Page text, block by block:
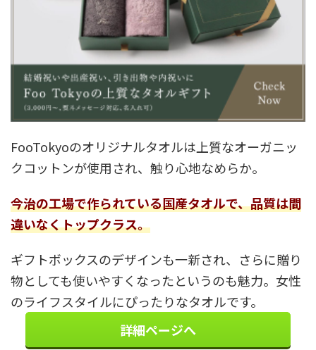
FooTokyoのオリジナルタオルは上質なオーガニッ
クコットンが使用され、触り心地なめらか。
今治の工場で作られている国産タオルで、品質は間
違いなくトップクラス。
ギフトボックスのデザインも一新され、さらに贈り
物としても使いやすくなったというのも魅力。女性
のライフスタイルにぴったりなタオルです。
詳細ページへ